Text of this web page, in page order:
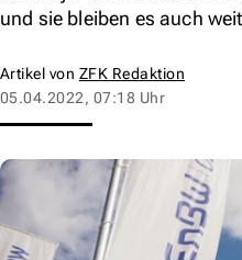
und sie bleiben es auch
Artikel von ZFK Redaktion
05.04.2022, 07:18 Uhr